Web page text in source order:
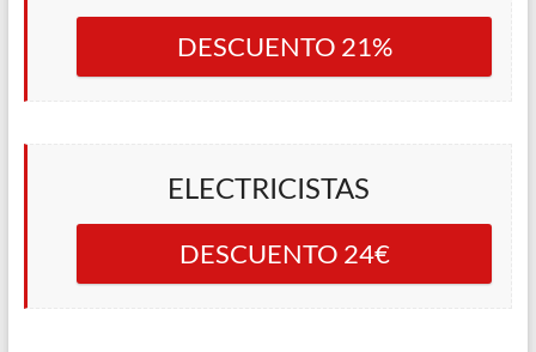
DESCUENTO 21%
ELECTRICISTAS
DESCUENTO 24€